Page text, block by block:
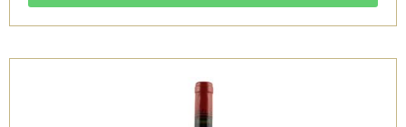
Gulfi